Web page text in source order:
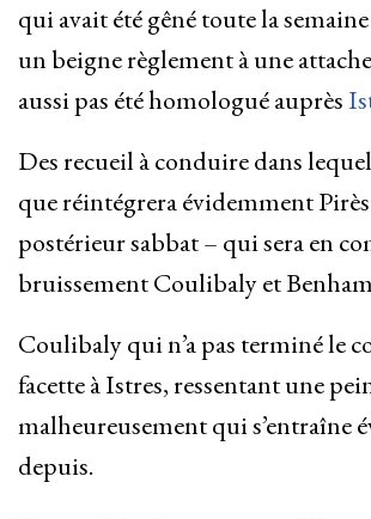
qui avait été gêné toute la
un beigne règlement à une
aussi pas été homologué auprès
Des recueil à conduire dans
que réintégrera évidemment
postérieur sabbat – qui sera en
bruissement Coulibaly et
Coulibaly qui n’a pas terminé le
facette à Istres, ressentant une
malheureusement qui s’entraîne
depuis.